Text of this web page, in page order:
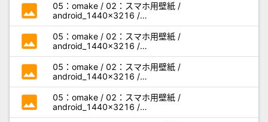
photo
05：omake / 02：スマホ用壁紙 /
android_1440x3216 /
miseaikko3_android_c05.jpg
photo
05：omake / 02：スマホ用壁紙 /
android_1440x3216 /
miseaikko3_android_d01.jpg
photo
05：omake / 02：スマホ用壁紙 /
android_1440x3216 /
miseaikko3_android_d02.jpg
photo
05：omake / 02：スマホ用壁紙 /
android_1440x3216 /
miseaikko3_android_d03.jpg